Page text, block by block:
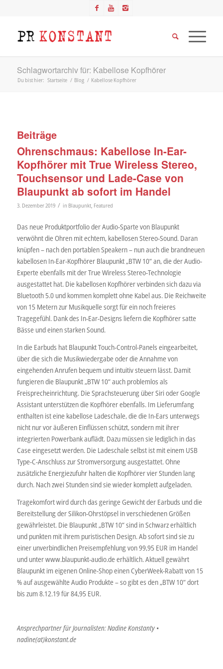
Schlagwortarchiv für: Kabellose Kopfhörer
Du bist hier: Startseite / Blog / Kabellose Kopfhörer
Beiträge
Ohrenschmaus: Kabellose In-Ear-
Kopfhörer mit True Wireless Stereo,
Touchsensor und Lade-Case von
Blaupunkt ab sofort im Handel
3. Dezember 2019 / in Blaupunkt, Featured
Das neue Produktportfolio der Audio-Sparte von Blaupunkt
verwöhnt die Ohren mit echtem, kabellosen Stereo-Sound. Daran
knüpfen – nach den portablen Speakern – nun auch die brandneuen
kabellosen In-Ear-Kopfhörer Blaupunkt „BTW 10“ an, die der Audio-
Experte ebenfalls mit der True Wireless Stereo-Technologie
ausgestattet hat. Die kabellosen Kopfhörer verbinden sich dazu via
Bluetooth 5.0 und kommen komplett ohne Kabel aus. Die Reichweite
von 15 Metern zur Musikquelle sorgt für ein noch freieres
Tragegefühl. Dank des In-Ear-Designs liefern die Kopfhörer satte
Bässe und einen starken Sound.
In die Earbuds hat Blaupunkt Touch-Control-Panels eingearbeitet,
über die sich die Musikwiedergabe oder die Annahme von
eingehenden Anrufen bequem und intuitiv steuern lässt. Damit
fungieren die Blaupunkt „BTW 10“ auch problemlos als
Freisprecheinrichtung. Die Sprachsteuerung über Siri oder Google
Assistant unterstützen die Kopfhörer ebenfalls. Im Lieferumfang
enthalten ist eine kabellose Ladeschale, die die In-Ears unterwegs
nicht nur vor äußeren Einflüssen schützt, sondern mit ihrer
integrierten Powerbank auflädt. Dazu müssen sie lediglich in das
Case eingesetzt werden. Die Ladeschale selbst ist mit einem USB
Type-C-Anschluss zur Stromversorgung ausgestattet. Ohne
zusätzliche Energiezufuhr halten die Kopfhörer vier Stunden lang
durch. Nach zwei Stunden sind sie wieder komplett aufgeladen.
Tragekomfort wird durch das geringe Gewicht der Earbuds und die
Bereitstellung der Silikon-Ohrstöpsel in verschiedenen Größen
gewährleistet. Die Blaupunkt „BTW 10“ sind in Schwarz erhältlich
und punkten mit ihrem puristischen Design. Ab sofort sind sie zu
einer unverbindlichen Preisempfehlung von 99,95 EUR im Handel
und unter www.blaupunkt-audio.de erhältlich. Aktuell gewährt
Blaupunkt im eigenen Online-Shop einen CyberWeek-Rabatt von 15
% auf ausgewählte Audio Produkte – so gibt es den „BTW 10“ dort
bis zum 8.12.19 für 84,95 EUR.
Ansprechpartner für Journalisten: Nadine Konstanty •
nadine(at)konstant.de